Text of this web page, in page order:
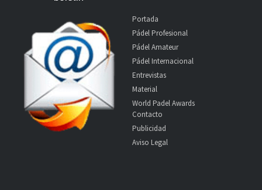
Portada
Pádel Profesional
Pádel Amateur
Pádel Internacional
Entrevistas
Material
World Padel Awards
Contacto
Publicidad
Aviso Legal